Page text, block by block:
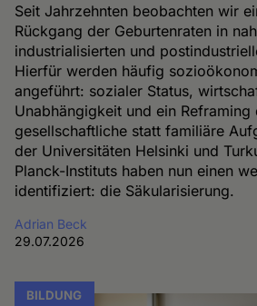
Seit Jahrzehnten beobachten wir
Rückgang der Geburtenraten in
industrialisierten und
Hierfür werden häufig
angeführt: sozialer Status,
Unabhängigkeit und ein
gesellschaftliche statt familiäre
der Universitäten Helsinki und
Planck-Instituts haben nun einen
identifiziert: die Säkularisierung.
Adrian Beck
29.07.2026
BILDUNG